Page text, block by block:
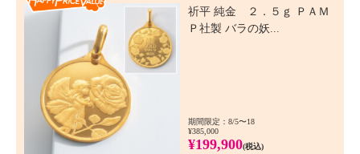
祈平 純金 ２．５ｇ ＰＡＭ
Ｐ社製 バラの妖...
期間限定：8/5〜18
¥385,000
¥199,900(税込)